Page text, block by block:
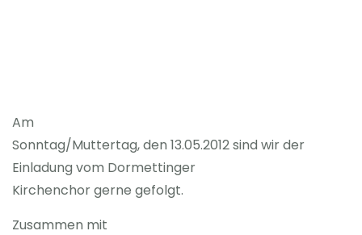
Am
Sonntag/Muttertag, den 13.05.2012 sind wir der
Einladung vom Dormettinger
Kirchenchor gerne gefolgt.
Zusammen mit